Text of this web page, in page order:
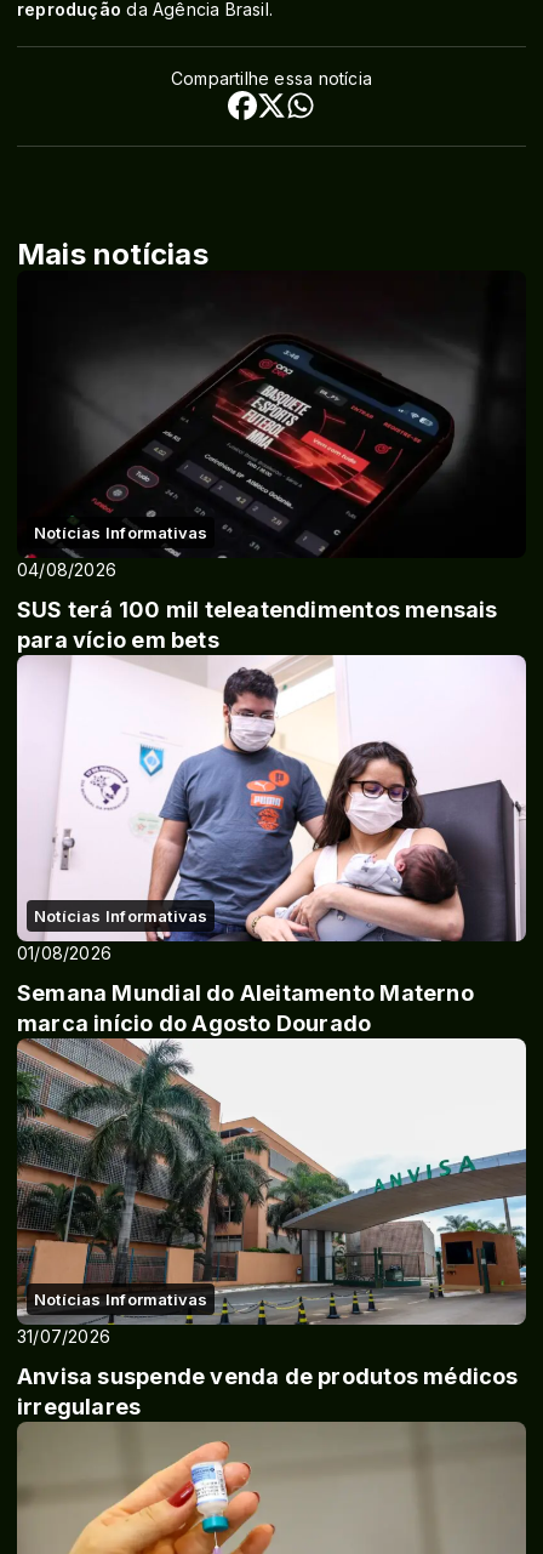
reprodução da Agência Brasil.
Compartilhe essa notícia
Mais notícias
Notícias Informativas
04/08/2026
SUS terá 100 mil teleatendimentos mensais
para vício em bets
Notícias Informativas
01/08/2026
Semana Mundial do Aleitamento Materno
marca início do Agosto Dourado
Notícias Informativas
31/07/2026
Anvisa suspende venda de produtos médicos
irregulares